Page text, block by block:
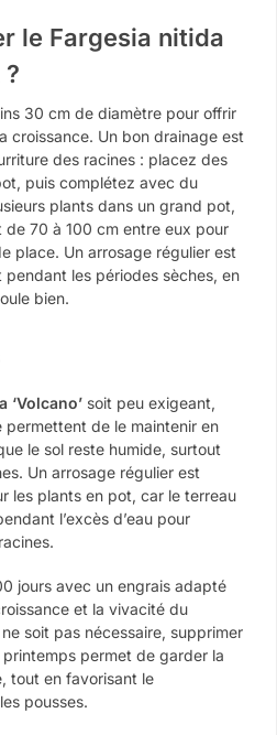
le Fargesia nitida
?
30 cm de diamètre pour offrir
croissance. Un bon drainage est
des racines : placez des
puis complétez avec du
plants dans un grand pot,
de 70 à 100 cm entre eux pour
place. Un arrosage régulier est
les périodes sèches, en
bien.
‘Volcano’ soit peu exigeant,
permettent de le maintenir en
le sol reste humide, surtout
Un arrosage régulier est
les plants en pot, car le terreau
l’excès d’eau pour
jours avec un engrais adapté
et la vivacité du
soit pas nécessaire, supprimer
permet de garder la
tout en favorisant le
pousses.